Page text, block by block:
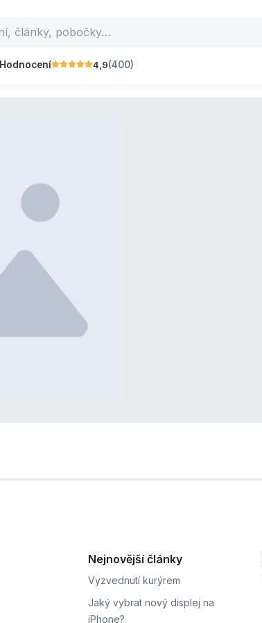
Hodnocení 4,9(400)
Nejnovější články
Vyzvednutí kurýrem
Jaký vybrat nový displej na
iPhone?